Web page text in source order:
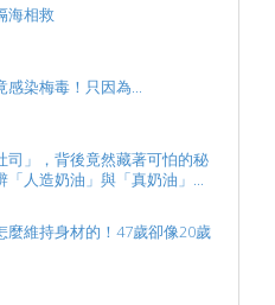
海相救
感染梅毒！只因為...
司」，背後竟然藏著可怕的秘
「人造奶油」與「真奶油」...
麼維持身材的！47歲卻像20歲